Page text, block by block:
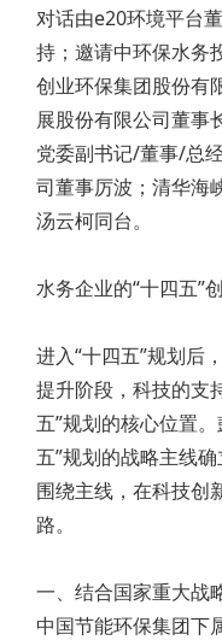
对话由e20环境平台
持；邀请中环保水务
创业环保集团股份有
展股份有限公司董事
党委副书记/董事/总
司董事厉波；清华海
汤云柯同台。
水务企业的“十四五”
进入“十四五”规划后
提升阶段，科技的支
五”规划的核心位置
五”规划的战略主线确
围绕主线，在科技创
路。
一、结合国家重大战
中国节能环保集团下